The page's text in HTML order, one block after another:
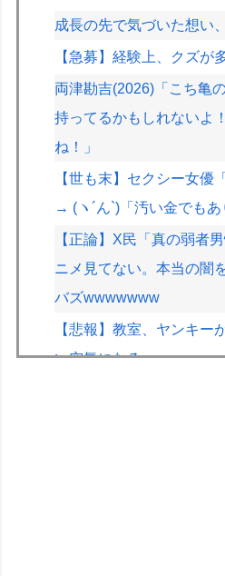
成長の先で気づいた想い
【急募】経験上、クズが
両津勘吉(2026)「こち亀
持ってるかもしれないよ
ね！」
【世も末】セクシー女優
→ (ヽ´ん`)「汚い金でもあ
【正論】X民「真の弱者
ニメ見てない。本当の闇
バズwwwwwww
【悲報】教室、ヤンキー
い空気になるｗｗｗｗ